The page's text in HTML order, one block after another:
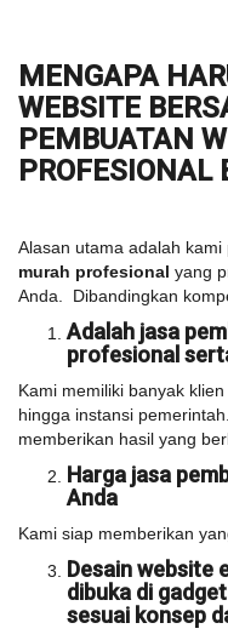
MENGAPA
WEBSITE
PEMBUATAN
Alasan utama adalah kami
murah profesional yang
Anda. Dibandingkan
Adalah jasa
profesional
Kami memiliki banyak
hingga instansi
memberikan hasil yang
Harga jasa
Anda
Kami siap memberikan
Desain website
dibuka di
sesuai konsep